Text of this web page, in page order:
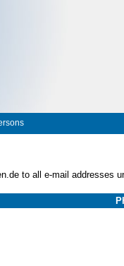
to all e-mail addresses